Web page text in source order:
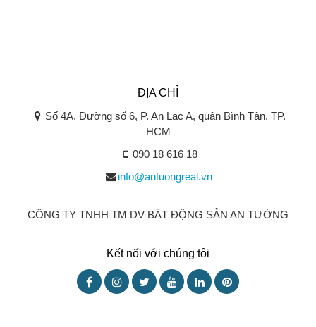
ĐỊA CHỈ
Số 4A, Đường số 6, P. An Lạc A, quận Bình Tân, TP.
HCM
090 18 616 18
info@antuongreal.vn
CÔNG TY TNHH TM DV BẤT ĐỘNG SẢN AN TƯỜNG
Kết nối với chúng tôi